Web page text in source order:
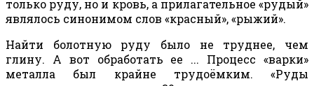
только руду, но и кровь, а прилагательное «рудый»
являлось синонимом слов «красный», «рыжий».
Найти болотную руду было не труднее, чем
глину. А вот обработать ее ... Процесс «варки»
металла был крайне трудоёмким. «Руды